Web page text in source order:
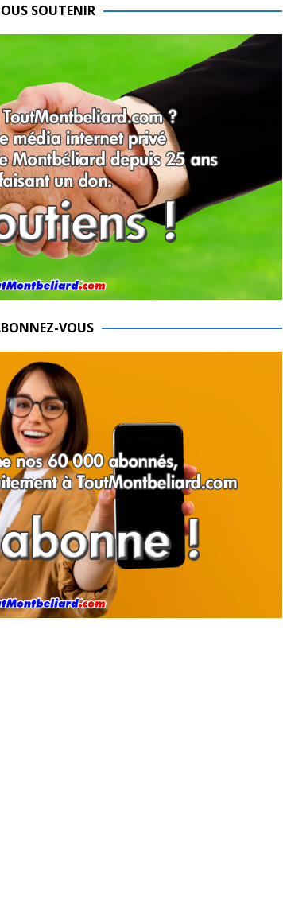
SOUTENIR
VOUS